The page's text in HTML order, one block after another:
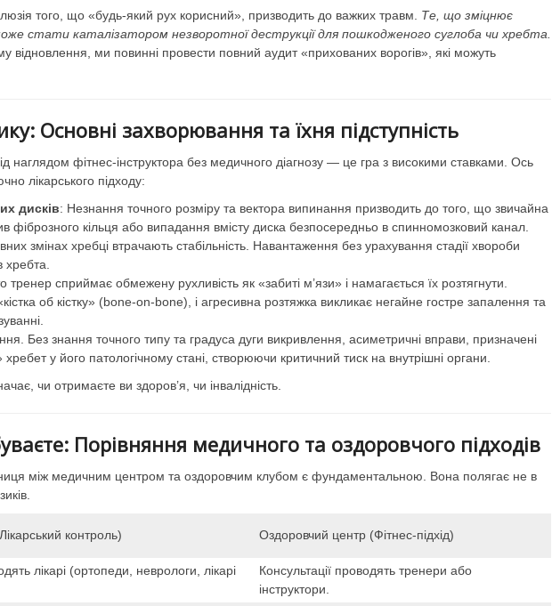
того, що «будь-який рух корисний», призводить до важких травм. Те, що зміцнює
стати каталізатором незворотної деструкції для пошкодженого суглоба чи хребта.
відновлення, ми повинні провести повний аудит «прихованих ворогів», які можуть
Основні захворювання та їхня підступність
наглядом фітнес-інструктора без медичного діагнозу — це гра з високими ставками. Ось
лікарського підходу:
дисків: Незнання точного розміру та вектора випинання призводить до того, що звичайна
фіброзного кільця або випадання вмісту диска безпосередньо в спинномозковий канал.
змінах хребці втрачають стабільність. Навантаження без урахування стадії хвороби
хребта.
тренер сприймає обмежену рухливість як «забиті м’язи» і намагається їх розтягнути.
об кістку» (bone-on-bone), і агресивна розтяжка викликає негайне гостре запалення та
Без знання точного типу та градуса дуги викривлення, асиметричні вправи, призначені
у його патологічному стані, створюючи критичний тиск на внутрішні органи.
чи отримаєте ви здоров’я, чи інвалідність.
Порівняння медичного та оздоровчого підходів
між медичним центром та оздоровчим клубом є фундаментальною. Вона полягає не в
контроль) Оздоровчий центр (Фітнес-підхід)
лікарі (ортопеди, неврологи, лікарі
Консультації проводять тренери або
інструктори.